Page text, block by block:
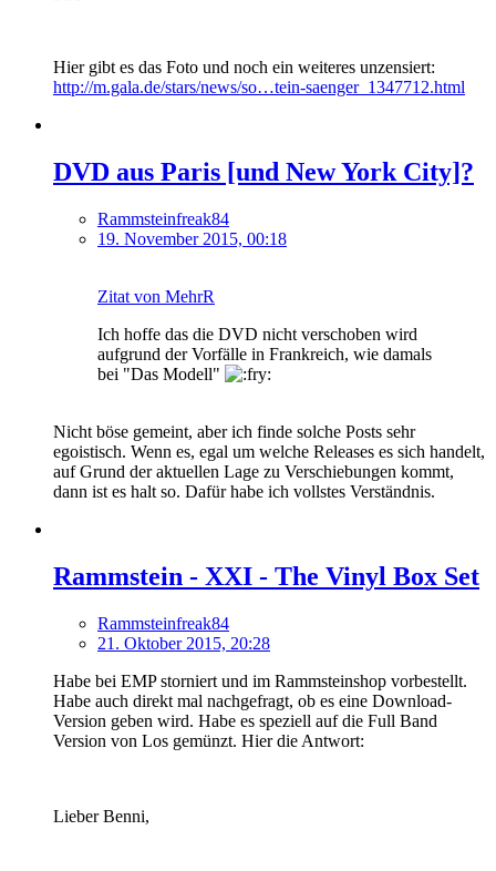
Hier gibt es das Foto und noch ein weiteres unzensiert:
http://m.gala.de/stars/news/so…tein-saenger_1347712.html
DVD aus Paris [und New York City]?
Rammsteinfreak84
19. November 2015, 00:18
Zitat von MehrR
Ich hoffe das die DVD nicht verschoben wird
aufgrund der Vorfälle in Frankreich, wie damals
bei "Das Modell"
Nicht böse gemeint, aber ich finde solche Posts sehr
egoistisch. Wenn es, egal um welche Releases es sich handelt,
auf Grund der aktuellen Lage zu Verschiebungen kommt,
dann ist es halt so. Dafür habe ich vollstes Verständnis.
Rammstein - XXI - The Vinyl Box Set
Rammsteinfreak84
21. Oktober 2015, 20:28
Habe bei EMP storniert und im Rammsteinshop vorbestellt.
Habe auch direkt mal nachgefragt, ob es eine Download-
Version geben wird. Habe es speziell auf die Full Band
Version von Los gemünzt. Hier die Antwort:
Lieber Benni,